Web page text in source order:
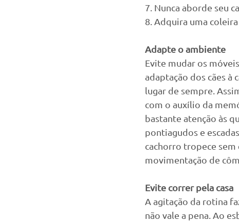
7. Nunca aborde seu
8. Adquira uma
Adapte o ambiente
Evite mudar os
adaptação dos cães
lugar de sempre.
com o auxílio da
bastante atenção às
pontiagudos e
cachorro tropece
movimentação de
Evite correr pela casa
A agitação da rotina
não vale a pena. Ao